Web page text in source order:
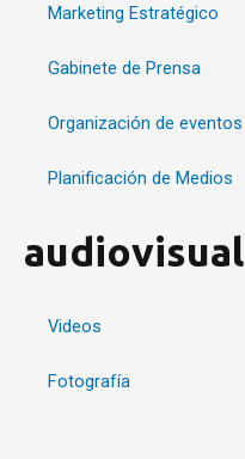
Marketing Estratégico
Gabinete de Prensa
Organización de eventos
Planificación de Medios
audiovisual
Videos
Fotografía